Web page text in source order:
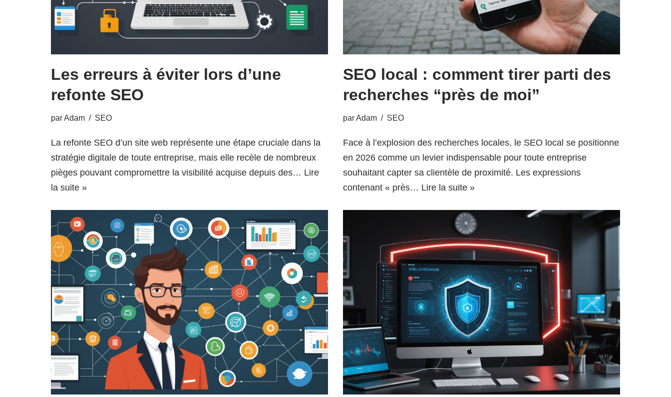
Les erreurs à éviter lors d’une
refonte SEO
parAdam SEO
La refonte SEO d’un site web représente une étape cruciale dans la
stratégie digitale de toute entreprise, mais elle recèle de nombreux
pièges pouvant compromettre la visibilité acquise depuis des… Lire
la suite »
SEO local : comment tirer parti des
recherches “près de moi”
parAdam SEO
Face à l’explosion des recherches locales, le SEO local se positionne
en 2026 comme un levier indispensable pour toute entreprise
souhaitant capter sa clientèle de proximité. Les expressions
contenant « près… Lire la suite »